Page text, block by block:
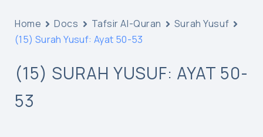
Home Docs Tafsir Al-Quran
Surah Yusuf
(15) Surah Yusuf: Ayat 50-53
(15) SURAH YUSUF: AYAT 50-
53